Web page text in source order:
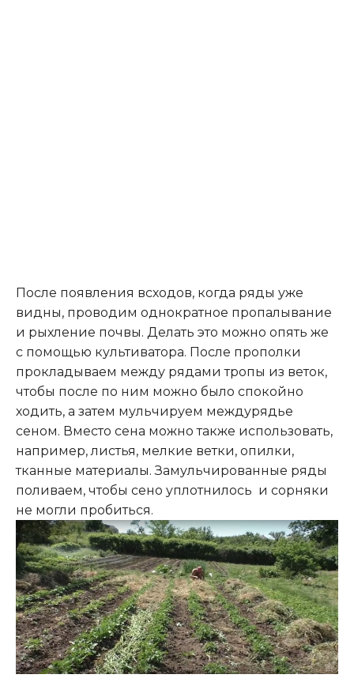
После появления всходов, когда ряды уже
видны, проводим однократное пропалывание
и рыхление почвы. Делать это можно опять же
с помощью культиватора. После прополки
прокладываем между рядами тропы из веток,
чтобы после по ним можно было спокойно
ходить, а затем мульчируем междурядье
сеном. Вместо сена можно также использовать,
например, листья, мелкие ветки, опилки,
тканные материалы. Замульчированные ряды
поливаем, чтобы сено уплотнилось и сорняки
не могли пробиться.